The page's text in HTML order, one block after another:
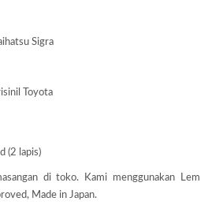
throughSigra
Toyota
(2 lapis)
di toko. Kami menggunakan Lem
Made in Japan.